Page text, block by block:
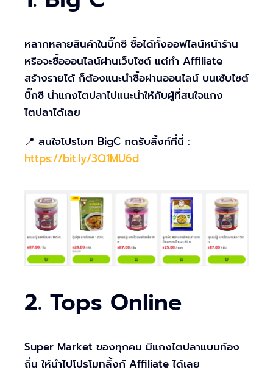
หลากหลายสินค้าในบิ๊กซี ซื้อได้ทั้งออฟไลน์หน้าร้าน
หรือจะซื้อออนไลน์ผ่านเว็บไซต์ แต่ทำ Affiliate
สร้างรายได้ ก็ต้องแนะนำซื้อผ่านออนไลน์ บนเซ้บไซต์
บิ๊กซี นำแกงไตปลาไปแนะนำให้กับผู้ที่สนใจแกง
ไตปลาได้เลย
📍 สนใจโปรโมท BigC กดรับลิ้งก์ที่นี่ :
https://bit.ly/3Q1MU6d
2. Tops Online
Super Market ของทุกคน มีแกงไตปลาแบบท้อง
ถิ่น ให้นำไปโปรโมทลิ้งก์ Affiliate ได้เลย